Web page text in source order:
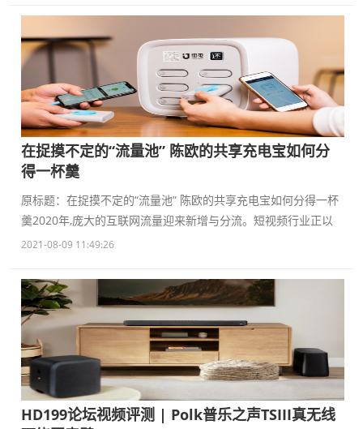
在捉摸不定的“流量池” 陈欧的共享充电宝如何分
得一杯羹
原标题：在捉摸不定的“流量池” 陈欧的共享充电宝如何分得一杯
羹2020年,庞大的互联网流量迎来新增与分流。短视频行业正以
2021-08-09 11:49:26
HD199论坛视频评测 | Polk普乐之声TSIII真无线